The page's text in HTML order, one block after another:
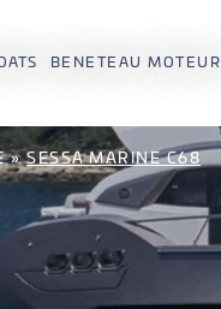
BENETEAU MOTEUR
»SESSA MARINE C68